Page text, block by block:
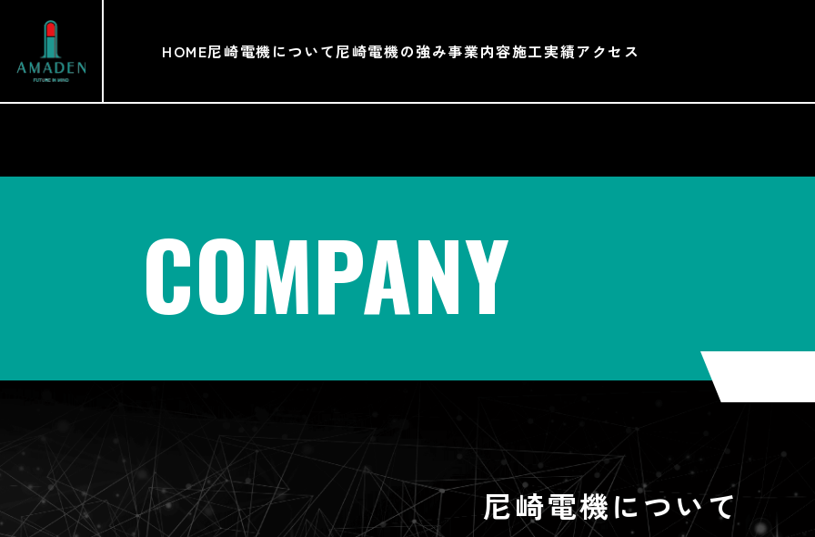
HOME尼崎電機について尼崎電機の強み事業内容施工実績アクセス
COMPANY
尼崎電機について